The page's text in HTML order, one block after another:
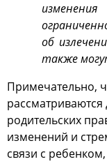
об
также
Примечательно,
родительских
изменений и
связи с